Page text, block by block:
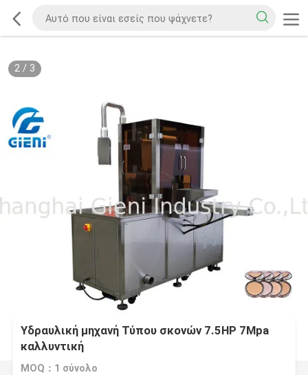
2/ 3
Υδραυλική μηχανή Τύπου σκονών 7.5HP 7Mpa
καλλυντική
MOQ：1 σύνολο